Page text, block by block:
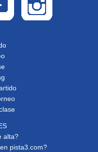
alta?
pista3.com?